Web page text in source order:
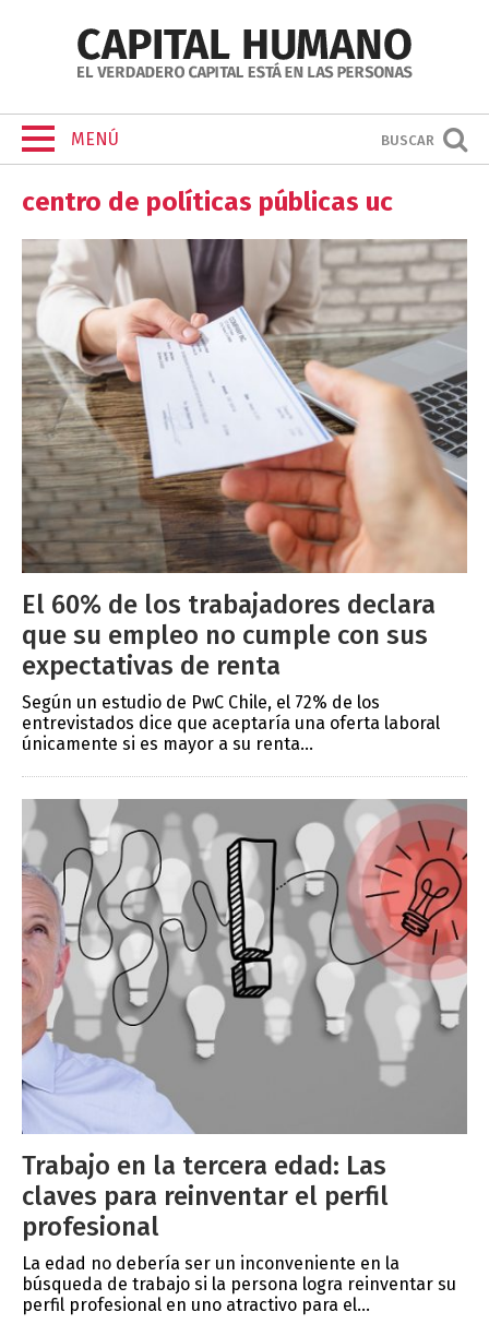
MENÚ BUSCAR
centro de políticas públicas uc
El 60% de los trabajadores declara
que su empleo no cumple con sus
expectativas de renta
Según un estudio de PwC Chile, el 72% de los
entrevistados dice que aceptaría una oferta laboral
únicamente si es mayor a su renta...
Trabajo en la tercera edad: Las
claves para reinventar el perfil
profesional
La edad no debería ser un inconveniente en la
búsqueda de trabajo si la persona logra reinventar su
perfil profesional en uno atractivo para el...